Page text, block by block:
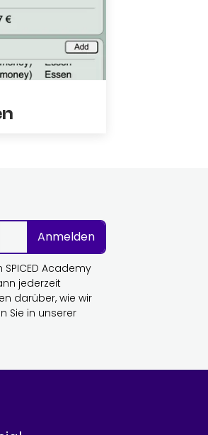
Anmelden
Academy
jederzeit
darüber, wie wir
Sie in unserer